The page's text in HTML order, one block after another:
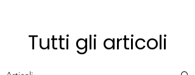
Tutti gli articoli